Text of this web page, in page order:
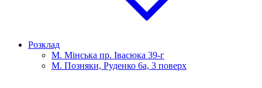
Розклад
М. Мінська пр. Івасюка 39-г
М. Позняки, Руденко 6а, 3 поверх